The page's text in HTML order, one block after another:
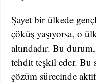
Şayet bir ülkede
çöküş yaşıyorsa, o
altındadır. Bu
tehdit teşkil eder. Bu
çözüm sürecinde